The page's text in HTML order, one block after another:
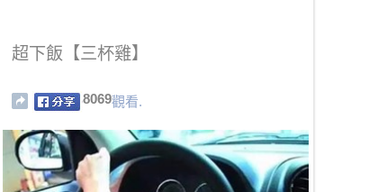
超下飯【三杯雞】
8069觀看.